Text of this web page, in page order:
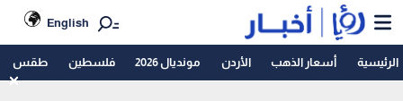
English
الرئيسية أسعار الذهب الأردن مونديال 2026 فلسطين طقس